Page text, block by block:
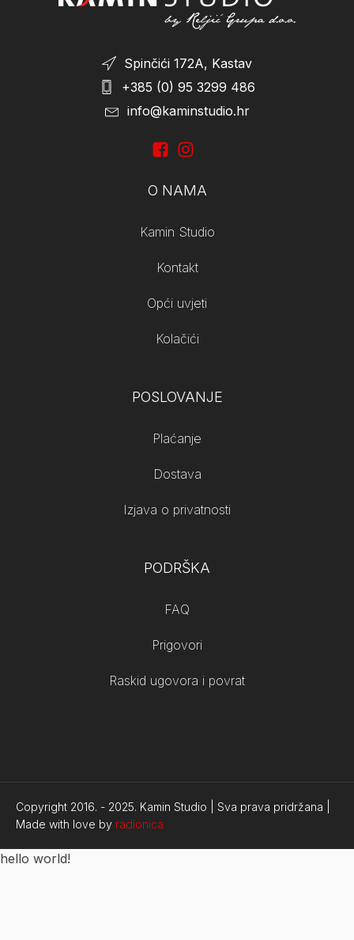
Spinčići 172A, Kastav
+385 (0) 95 3299 486
info@kaminstudio.hr
O NAMA
Kamin Studio
Kontakt
Opći uvjeti
Kolačići
POSLOVANJE
Plaćanje
Dostava
Izjava o privatnosti
PODRŠKA
FAQ
Prigovori
Raskid ugovora i povrat
Copyright 2016. - 2025. Kamin Studio | Sva prava pridržana |
Made with love by radionica
hello world!